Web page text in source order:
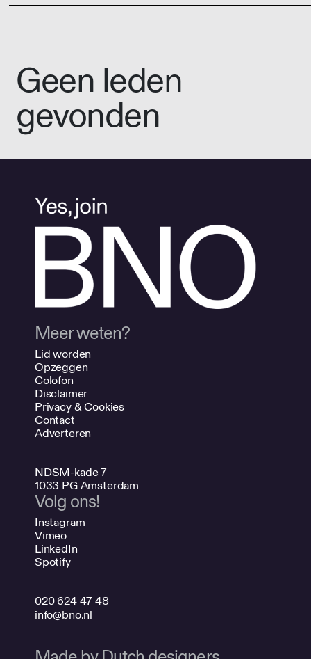
Geen leden
gevonden
Meer weten?
Lid worden
Opzeggen
Colofon
Disclaimer
Privacy & Cookies
Contact
Adverteren
NDSM-kade 7
1033 PG Amsterdam
Volg ons!
Instagram
Vimeo
LinkedIn
Spotify
020 624 47 48
info@bno.nl